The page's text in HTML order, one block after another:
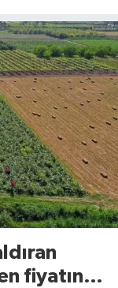
fiyatını